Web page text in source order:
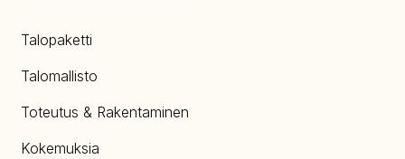
Talopaketti
Talomallisto
Toteutus & Rakentaminen
Kokemuksia